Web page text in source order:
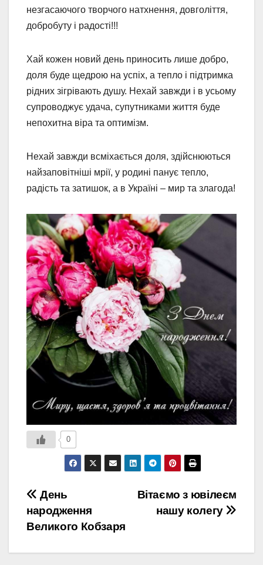
незгасаючого творчого натхнення, довголіття,
добробуту і радості!!!
Хай кожен новий день приносить лише добро,
доля буде щедрою на успіх, а тепло і підтримка
рідних зігрівають душу. Нехай завжди і в усьому
супроводжує удача, супутниками життя буде
непохитна віра та оптимізм.
Нехай завжди всміхається доля, здійснюються
найзаповітніші мрії, у родині панує тепло,
радість та затишок, а в Україні – мир та злагода!
0
Навігація
записів
Вітаємо з ювілеєм
нашу колегу
День
народження
Великого Кобзаря